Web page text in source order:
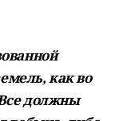
как во
должны